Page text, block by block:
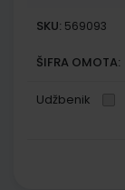
SKU: 569093
ŠIFRA OMOTA:
Udžbenik